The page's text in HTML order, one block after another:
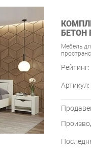
БЕТОН
Мебель
Рейтинг:
Артикул: